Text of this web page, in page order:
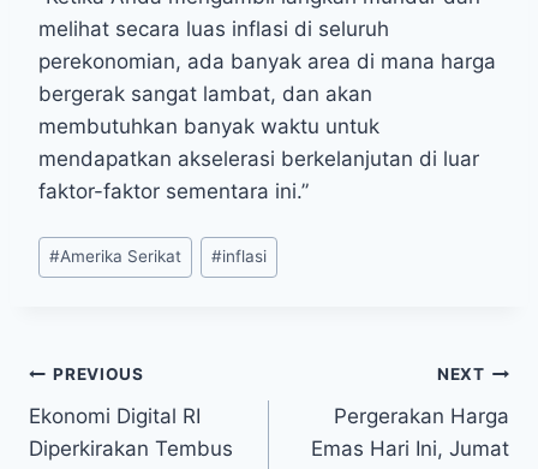
melihat secara luas inflasi di seluruh
perekonomian, ada banyak area di mana harga
bergerak sangat lambat, dan akan
membutuhkan banyak waktu untuk
mendapatkan akselerasi berkelanjutan di luar
faktor-faktor sementara ini.”
Post
Tags:
#Amerika Serikat #inflasi
Post
navigation
PREVIOUS
Ekonomi Digital RI
Diperkirakan Tembus
NEXT
Pergerakan Harga
Emas Hari Ini, Jumat